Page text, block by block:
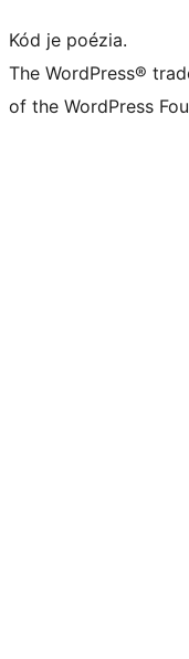
Kód je poézia.
The WordPress®
of the WordPress